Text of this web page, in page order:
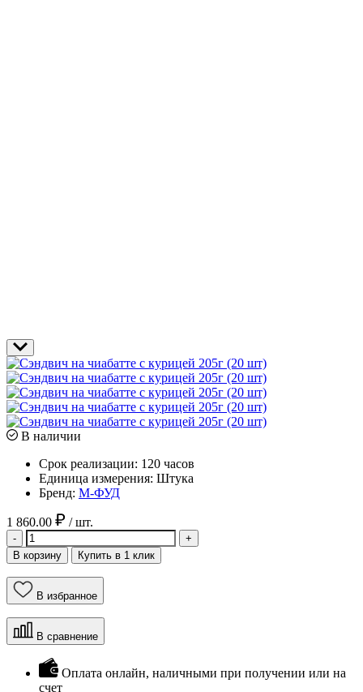
В наличии
Срок реализации: 120 часов
Единица измерения: Штука
Бренд: М-ФУД
1 860.00 / шт.
-
+
В корзину
Купить в 1 клик
В избранное
В сравнение
Оплата онлайн, наличными при получении или на
счет